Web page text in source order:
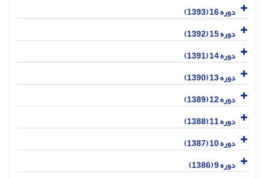
دوره 16 (1393)
دوره 15 (1392)
دوره 14 (1391)
دوره 13 (1390)
دوره 12 (1389)
دوره 11 (1388)
دوره 10 (1387)
دوره 9 (1386)